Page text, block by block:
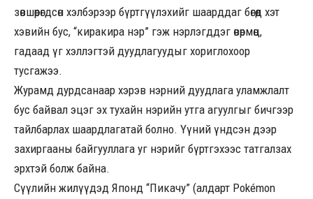
зөвшөөрөгдсөн хэлбэрээр бүртгүүлэхийг шаарддаг бөгөөд хэт
хэвийн бус, “киракира нэр” гэж нэрлэгддэг өвөрмөц,
гадаад үг хэллэгтэй дуудлагуудыг хориглохоор
тусгажээ.
Журамд дурдсанаар хэрэв нэрний дуудлага уламжлалт
бус байвал эцэг эх тухайн нэрийн утга агуулгыг бичгээр
тайлбарлах шаардлагатай болно. Үүний үндсэн дээр
захиргааны байгууллага уг нэрийг бүртгэхээс татгалзах
эрхтэй болж байна.
Сүүлийн жилүүдэд Японд “Пикачу” (алдарт Pokémon